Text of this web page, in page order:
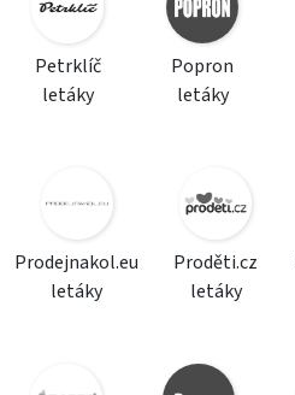
Petrklíč
letáky
Popron
letáky
Prodejnakol.eu
letáky
Proděti.cz
letáky